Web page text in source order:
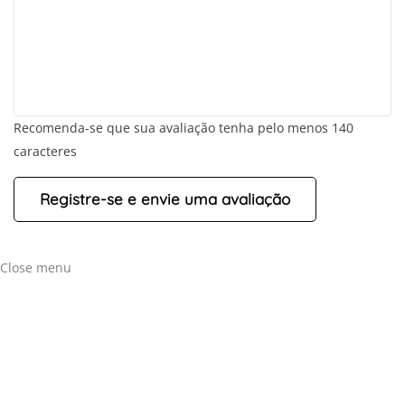
+-
Leaflet
Recomenda-se que sua avaliação tenha pelo menos 140
caracteres
Close menu